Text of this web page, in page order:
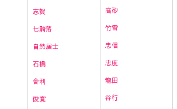
志賀
七騎落
自然居士
石橋
舎利
俊寛
高砂
竹雪
忠信
忠度
龍田
谷行